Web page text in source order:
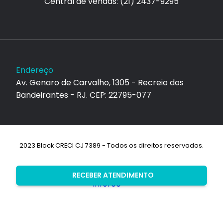
RECEBER ATENDIMENTO
Endereço
Av. Genaro de Carvalho, 1305 - Recreio dos
Bandeirantes - RJ. CEP: 22795-077
2023 Block CRECI CJ 7389 - Todos os direitos reservados.